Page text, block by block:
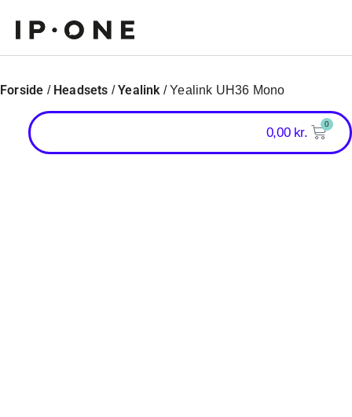
Forside / Headsets /Yealink / Yealink UH36 Mono
0,00 kr.
0